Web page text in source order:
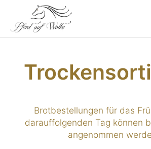
Brotbestellungen für das
darauffolgenden Tag können
angenommen